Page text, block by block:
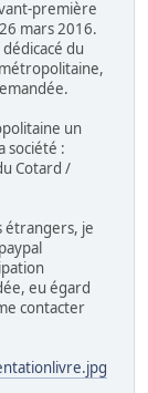
première
mars 2016.
du
un
société :
Cotard /
étrangers, je
eu égard
contacter